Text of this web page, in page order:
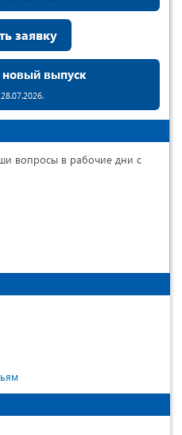
заявку
выпуск
вопросы в рабочие дни с